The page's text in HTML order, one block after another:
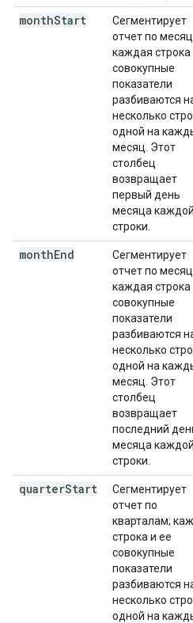
monthStart
Сегментирует
отчет по
каждая строка
совокупные
показатели
разбиваются
несколько
одной на
месяц. Этот
столбец
возвращает
первый день
месяца каждой
строки.
monthEnd
Сегментирует
отчет по
каждая строка
совокупные
показатели
разбиваются
несколько
одной на
месяц. Этот
столбец
возвращает
последний
месяца каждой
строки.
quarterStart
Сегментирует
отчет по
кварталам;
строка и ее
совокупные
показатели
разбиваются
несколько
одной на